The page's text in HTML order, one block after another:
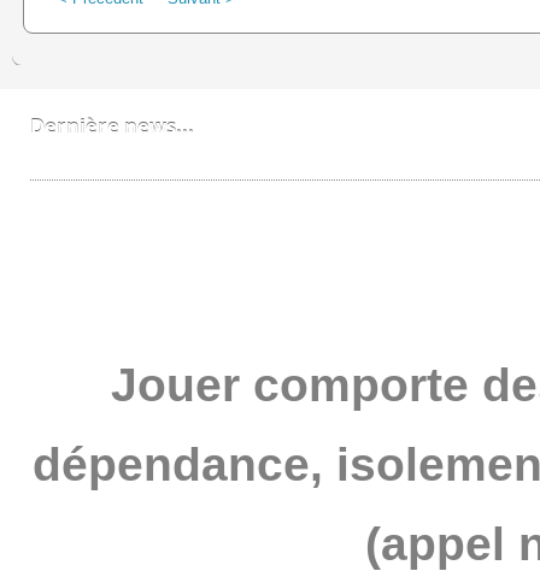
Dernière news...
Jouer comporte
dépendance,
(appel